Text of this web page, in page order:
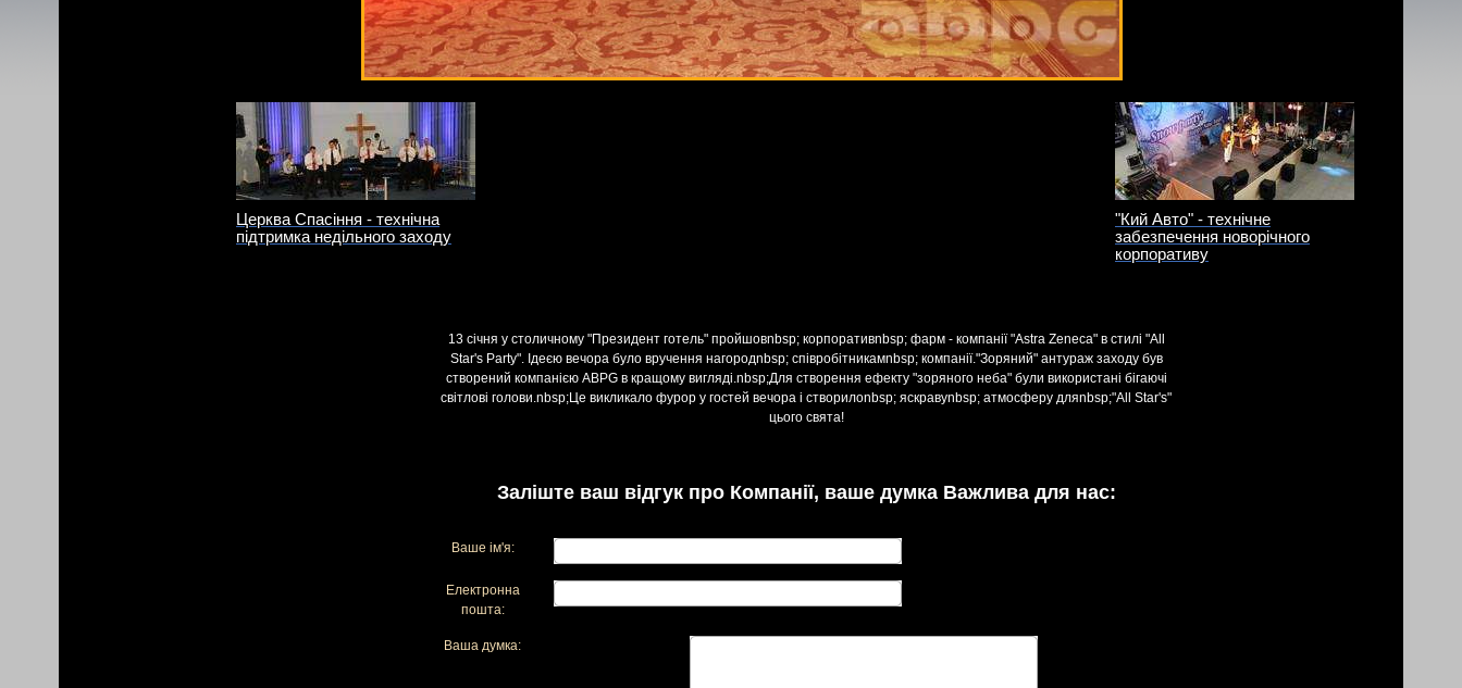
Церква Спасіння - технічна
підтримка недільного заходу
"Кий Авто" - технічне
забезпечення новорічного
корпоративу
13 січня у столичному "Президент готель" пройшовnbsp; корпоративnbsp; фарм - компанії "Astra Zeneca" в стилі "All
Star's Party". Ідеєю вечора було вручення нагородnbsp; співробітникамnbsp; компанії."Зоряний" антураж заходу був
створений компанією ABPG в кращому вигляді.nbsp;Для створення ефекту "зоряного неба" були використані бігаючі
світлові голови.nbsp;Це викликало фурор у гостей вечора і створилоnbsp; яскравуnbsp; атмосферу дляnbsp;"All Star's"
цього свята!
Заліште ваш відгук про Компанії, ваше думка Важлива для нас:
Ваше ім'я:
Електронна
пошта:
Ваша думка: